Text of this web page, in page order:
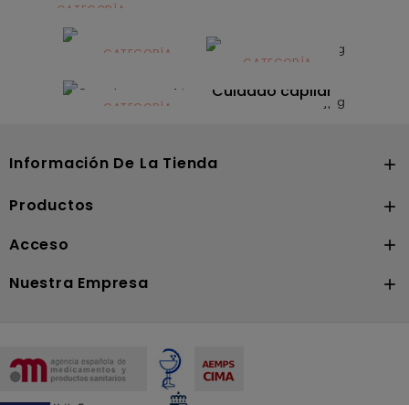
CATEGORÍA
Alimentación
infantilCATEGORÍA
Dermocosmética
CATEGORÍA
Solares
CATEGORÍA
Cuidado capilar
Información De La Tienda 
Productos 
Acceso 
Nuestra Empresa 